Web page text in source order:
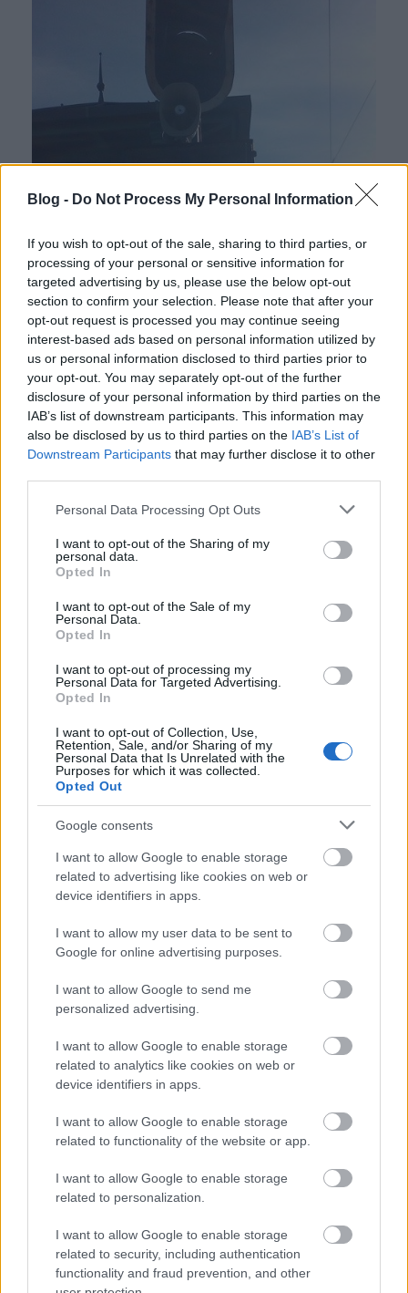
Blog - Do Not Process My Personal Information
If you wish to opt-out of the sale, sharing to third parties, or
processing of your personal or sensitive information for
targeted advertising by us, please use the below opt-out
section to confirm your selection. Please note that after your
opt-out request is processed you may continue seeing
interest-based ads based on personal information utilized by
us or personal information disclosed to third parties prior to
your opt-out. You may separately opt-out of the further
disclosure of your personal information by third parties on the
IAB’s list of downstream participants. This information may
also be disclosed by us to third parties on the IAB’s List of
Downstream Participants that may further disclose it to other
Please note that this website/app uses one or more Google
not limited to your visit or usage behaviour. You may click to
grant or deny consent to Google and its third-party tags to
use your data for below specified purposes in below Google
consent section.
Personal Data Processing Opt Outs
I want to opt-out of the Sharing of my
personal data.
Opted In
I want to opt-out of the Sale of my
Personal Data.
Opted In
I want to opt-out of processing my
Personal Data for Targeted Advertising.
Opted In
I want to opt-out of Collection, Use,
Retention, Sale, and/or Sharing of my
Personal Data that Is Unrelated with the
Purposes for which it was collected.
Opted Out
Google consents
I want to allow Google to enable storage
related to advertising like cookies on web or
device identifiers in apps.
I want to allow my user data to be sent to
Google for online advertising purposes.
I want to allow Google to send me
personalized advertising.
I want to allow Google to enable storage
related to analytics like cookies on web or
device identifiers in apps.
I want to allow Google to enable storage
related to functionality of the website or app.
I want to allow Google to enable storage
related to personalization.
I want to allow Google to enable storage
related to security, including authentication
functionality and fraud prevention, and other
Amikor a sofőr kiszáll, hogy átállítsa a
váltót, akkor csak a legeslegelső ajtót nyitja
elérik a csatlakozást. Azonban akik a
kocsiban ülnek, azok csak a busz fenekét
láthatják, ahogy elmegy.
2. Nem tudom, melyik villamos megy. A
villamosok mellett, kifelé, mindkét oldalon
van egy kijárati jelző, alatta pedig egy
mutató, amelynek feladata az lenne, hogy
mutassa: melyik oldalról indul a villamos.
Ez a berendezés nem működik, már vagy
két hónapja. Hétköznap reggel nem is nagy
baj, mert akkor 2-4 percenként jár a
villamos. De hétvégén, mikor 10 percenként
indul a 61-es, akkor már nem mindegy,
hogy az ember melyik villamosra száll fel.
Múltkor egy kedves ismerősömmel
találkoztam volna a városban, időre
mentünk volna valahová. Felszálltam a
villamosra, két perc múlva el is indult. A
másik... Nagyon mérges lettem, időre
mentem volna. Ilyenkor egy módon tudja
meg az ember, hogy melyik villamos indul:
végállomásra, és megnézi, melyik vágány
perccel indulás előtt ér be, akkor random
kell kiválasztani a villamosokat.